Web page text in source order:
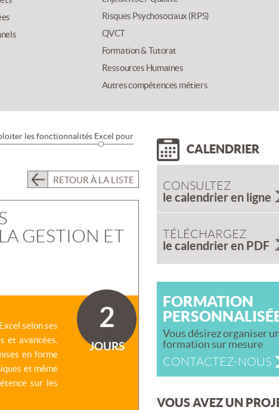
Risques Psychosociaux (RPS)
QVCT
Formation & Tutorat
Ressources Humaines
Autres compétences métiers
les fonctionnalités Excel pour
RETOUR À LA LISTE
GESTION ET
selon ses
et avancées,
en forme
et même
sur les
2
JOURS
CALENDRIER
CONSULTEZ
le calendrier en ligne
TÉLÉCHARGEZ
le calendrier en PDF
FORMATION
Vous désirez organiser
formation sur mesure
CONTACTEZ-NOUS
VOUS AVEZ UN